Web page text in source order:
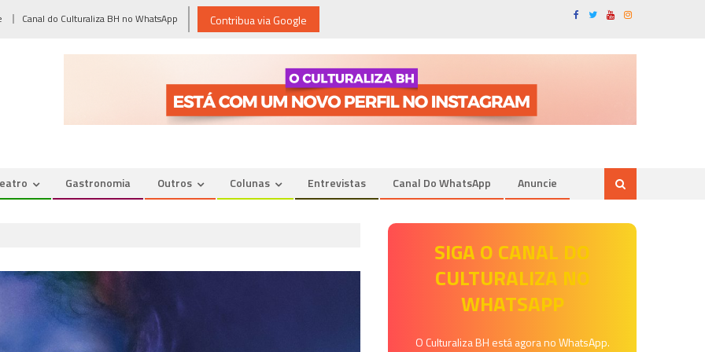
Canal do Culturaliza BH no WhatsApp Contribua via Google
Gastronomia Outros Colunas Entrevistas Canal Do WhatsApp Anuncie
SIGA O CANAL DO
CULTURALIZA NO
WHATSAPP
O Culturaliza BH está agora no WhatsApp.